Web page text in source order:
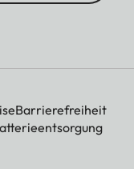
Barrierefreiheit